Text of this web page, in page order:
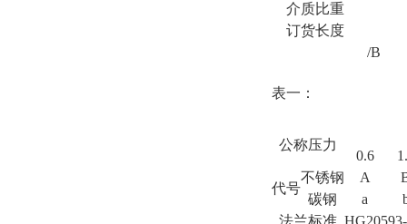
介质比重
订货长度
/B
表一：
公称压力
0.6
代号
不锈钢 A
碳钢
a
法兰标准